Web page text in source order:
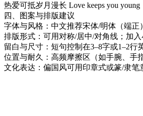
热爱可抵岁月漫长 Love keeps you young
四、图案与排版建议
字体与风格：中文推荐宋体/明体（端正
排版形式：可用对称/居中/对角线；加
留白与尺寸：短句控制在3–8字或1–2行
位置与耐久：高频摩擦区（如手腕、手
文化表达：偏国风可用印章式或篆/隶笔